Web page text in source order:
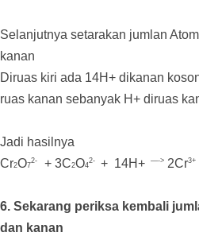
Selanjutnya setarakan jumlan
kanan
Diruas kiri ada 14H+ dikanan
ruas kanan sebanyak H+ diruas
Jadi hasilnya
Cr2O7
2- + 3C2O4
2- + 14H+ —-> 2Cr3+
6. Sekarang periksa kembali
dan kanan